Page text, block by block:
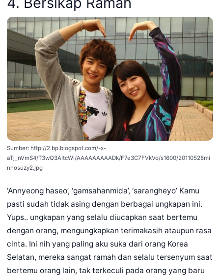
Sumber: http://2.bp.blogspot.com/-x-
aTj_nVmS4/T3wQ3AItcWI/AAAAAAAAADk/F7e3C7FVkVo/s1600/20110528mi
nhosuzy2.jpg
‘Annyeong haseo’, ‘gamsahanmida’, ‘sarangheyo’ Kamu
pasti sudah tidak asing dengan berbagai ungkapan ini.
Yups.. ungkapan yang selalu diucapkan saat bertemu
dengan orang, mengungkapkan terimakasih ataupun rasa
cinta. Ini nih yang paling aku suka dari orang Korea
Selatan, mereka sangat ramah dan selalu tersenyum saat
bertemu orang lain, tak terkeculi pada orang yang baru